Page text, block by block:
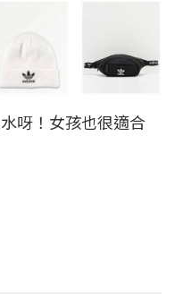
呀！女孩也很適合